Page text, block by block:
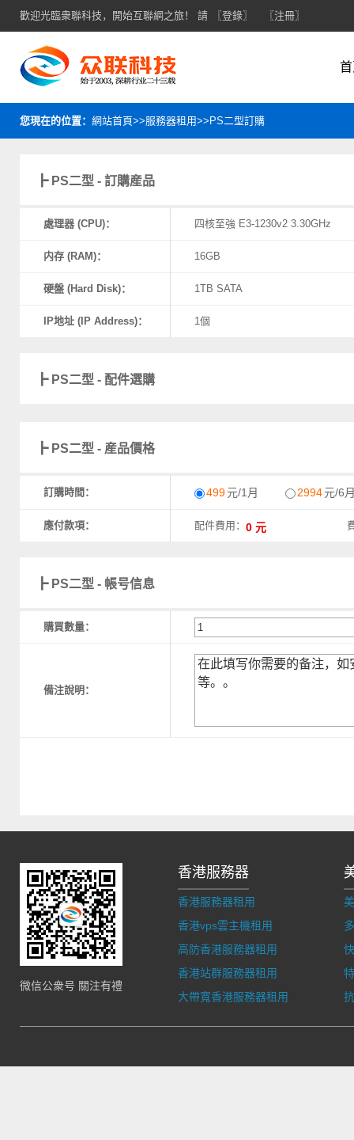
歡迎光臨衆聯科技，開始互聯網之旅！ 請 〖登錄〗 〖注冊〗
您現在的位置： 網站首頁>>服務器租用>>PS二型訂購
┣ PS二型 - 訂購産品
處理器 (CPU)： 四核至強 E3-1230v2 3.30GHz
内存 (RAM)： 16GB
硬盤 (Hard Disk)： 1TB SATA
IP地址 (IP Address)： 1個
┣ PS二型 - 配件選購
┣ PS二型 - 産品價格
訂購時間： 499元/1月 2994元/6
應付款項： 配件費用：
┣ PS二型 - 帳号信息
購買數量：
備注說明：
微信公衆号 關注有禮
香港服務器
香港服務器租用
香港vps雲主機租用
高防香港服務器租用
香港站群服務器租用
大帶寬香港服務器租用